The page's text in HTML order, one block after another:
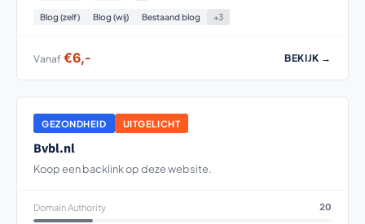
Blog (zelf) Blog (wij) Bestaand blog +3
Vanaf €6,- BEKIJK →
GEZONDHEID UITGELICHT
Bvbl.nl
Koop een backlink op deze website.
Domain Authority 20